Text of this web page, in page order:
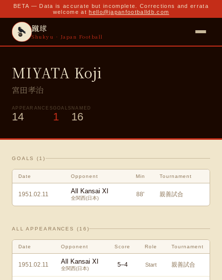
BETA — Data is accurate but incomplete. Corrections and errata
welcome at hello@japanfootballdb.com
蹴球
Shukyu · Japan Football
MIYATA Koji
宮田孝治
APPEARANCES
14
GOALS
1
NAMED
16
GOALS ( 1 )
Date Opponent Min Tournament
1951.02.11 All Kansai XI
全関西(日本)
88' 親善試合
ALL APPEARANCES ( 16 )
Date Opponent Score Role Tournament
1951.02.11 All Kansai XI
全関西(日本)
5–4 Start 親善試合